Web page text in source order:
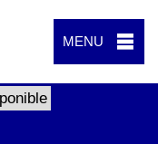
MENU